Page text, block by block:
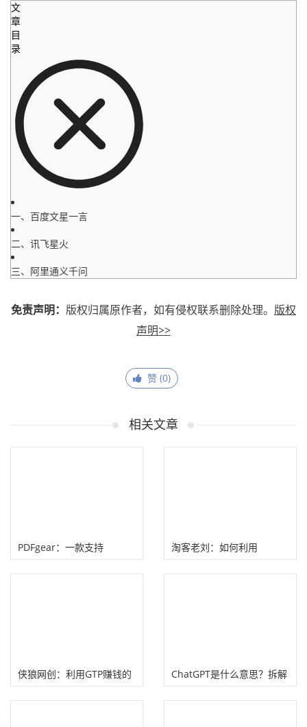
文
章
目
录
一、百度文星一言
二、讯飞星火
三、阿里通义千问
免责声明： 版权归属原作者，如有侵权联系删除处理。 版权
声明>>
赞 (0)
相关文章
PDFgear：一款支持
ChatGPT的免费PDF工具！
淘客老刘：如何利用
chatgpt做知乎好物赚钱？
侠狼网创：利用GTP赚钱的
机会
ChatGPT是什么意思？拆解
ChatGPT技术前世今生！